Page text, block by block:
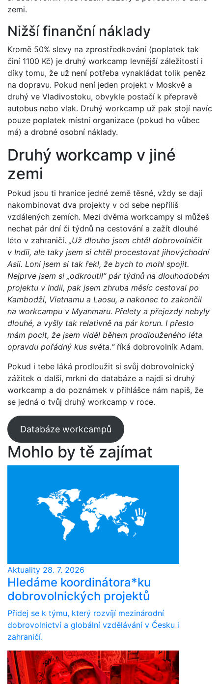
zemi.
Nižší finanční náklady
Kromě 50% slevy na zprostředkování (poplatek tak
činí 1100 Kč) je druhý workcamp levnější záležitostí i
díky tomu, že už není potřeba vynakládat tolik peněz
na dopravu. Pokud není jeden projekt v Moskvě a
druhý ve Vladivostoku, obvykle postačí k přepravě
autobus nebo vlak. Druhý workcamp už pak stojí navíc
pouze poplatek místní organizace (pokud ho vůbec
má) a drobné osobní náklady.
Druhý workcamp v jiné
zemi
Pokud jsou ti hranice jedné země těsné, vždy se dají
nakombinovat dva projekty v od sebe nepříliš
vzdálených zemích. Mezi dvěma workcampy si můžeš
nechat pár dní či týdnů na cestování a zažít dlouhé
léto v zahraničí. „Už dlouho jsem chtěl dobrovolničit
v Indii, ale taky jsem si chtěl procestovat jihovýchodní
Asii. Loni jsem si tak řekl, že bych to mohl spojit.
Nejprve jsem si „odkroutil“ pár týdnů na dlouhodobém
projektu v Indii, pak jsem zhruba měsíc cestoval po
Kambodži, Vietnamu a Laosu, a nakonec to zakončil
na workcampu v Myanmaru. Přelety a přejezdy nebyly
dlouhé, a vyšly tak relativně na pár korun. I přesto
mám pocit, že jsem viděl během prodlouženého léta
opravdu pořádný kus světa.“říká dobrovolník Adam.
Pokud i tebe láká prodloužit si svůj dobrovolnický
zážitek o další, mrkni do databáze a najdi si druhý
workcamp a do poznámek v přihlášce nám napiš, že
se jedná o tvůj druhý workcamp v roce.
Databáze workcampů
Mohlo by tě zajímat
Aktuality 28. 7. 2026
Hledáme koordinátora*ku
dobrovolnických projektů
Přidej se k týmu, který rozvíjí mezinárodní
dobrovolnictví a globální vzdělávání v Česku i
zahraničí.